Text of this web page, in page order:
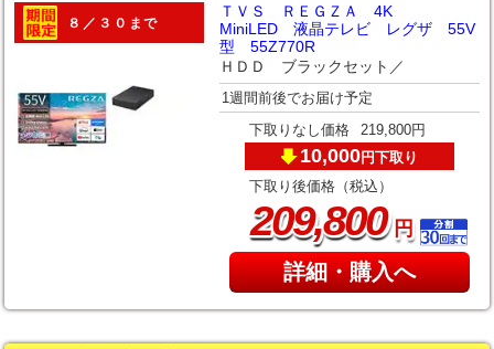
８／３０まで
ＴＶＳ ＲＥＧＺＡ 4K
MiniLED 液晶テレビ レグザ 55V
型 55Z770R
ＨＤＤ ブラックセット／
1週間前後でお届け予定
下取りなし価格 219,800円
10,000円下取り
下取り後価格（税込）
209,800円
詳細・購入へ